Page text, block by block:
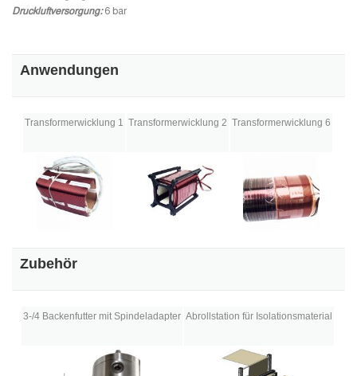
Druckluftversorgung:6 bar
Anwendungen
Transformerwicklung 1 Transformerwicklung 2 Transformerwicklung 6
Zubehör
3-/4 Backenfutter mit Spindeladapter Abrollstation für Isolationsmaterial